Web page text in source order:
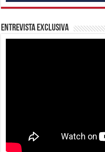
Entrevista Exclusiva